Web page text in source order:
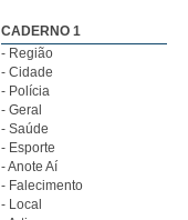
CADERNO 1
- Região
- Cidade
- Polícia
- Geral
- Saúde
- Esporte
- Anote Aí
- Falecimento
- Local